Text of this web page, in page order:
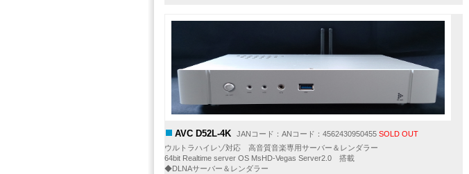
AVC D52L-4K JANコード：ANコード：4562430950455 SOLD OUT
ウルトラハイレゾ対応 高音質音楽専用サーバー＆レンダラー
64bit Realtime server OS MsHD-Vegas Server2.0 搭載
◆DLNAサーバー＆レンダラー